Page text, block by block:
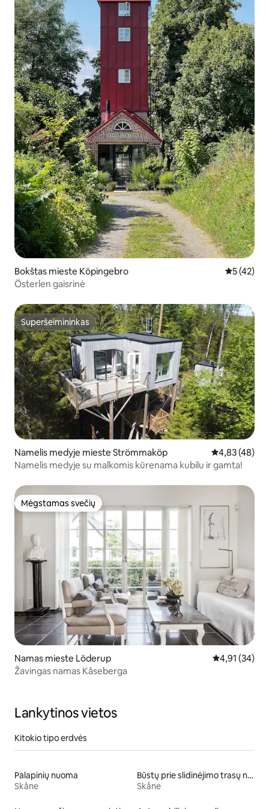
Bokštas mieste Köpingebro Vidutinis
5 (42)
Österlen gaisrinė
Superšeimininkas
Superšeimininkas
Namelis medyje mieste Strömmaköp Vidutinis
4,83 (48)
Namelis medyje su malkomis kūrenama kubilu ir gamta!
Mėgstamas svečių
Mėgstamas svečių
Namas mieste Löderup Vidutinis
4,91 (34)
Žavingas namas Kåseberga
Lankytinos vietos
Kitokio tipo erdvės
Palapinių nuoma
Skåne
Būstų prie slidinėjimo trasų nuoma
Skåne